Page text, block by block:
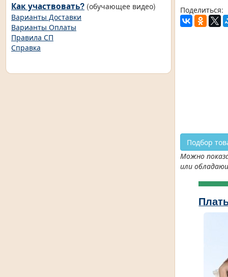
Как участвовать? (обучающее видео)
Варианты Доставки
Варианты Оплаты
Правила СП
Справка
Поделиться:
Подбор
Можно
или